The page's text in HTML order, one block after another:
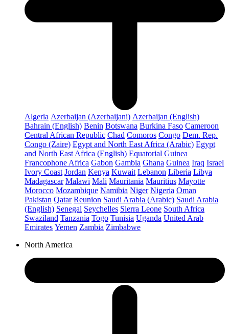
Algeria Azerbaijan (Azerbaijani) Azerbaijan (English)
Bahrain (English) Benin Botswana Burkina Faso Cameroon
Central African Republic Chad Comoros Congo Dem. Rep.
Congo (Zaire) Egypt and North East Africa (Arabic) Egypt
and North East Africa (English) Equatorial Guinea
Francophone Africa Gabon Gambia Ghana Guinea Iraq Israel
Ivory Coast Jordan Kenya Kuwait Lebanon Liberia Libya
Madagascar Malawi Mali Mauritania Mauritius Mayotte
Morocco Mozambique Namibia Niger Nigeria Oman
Pakistan Qatar Reunion Saudi Arabia (Arabic) Saudi Arabia
(English) Senegal Seychelles Sierra Leone South Africa
Swaziland Tanzania Togo Tunisia Uganda United Arab
Emirates Yemen Zambia Zimbabwe
North America